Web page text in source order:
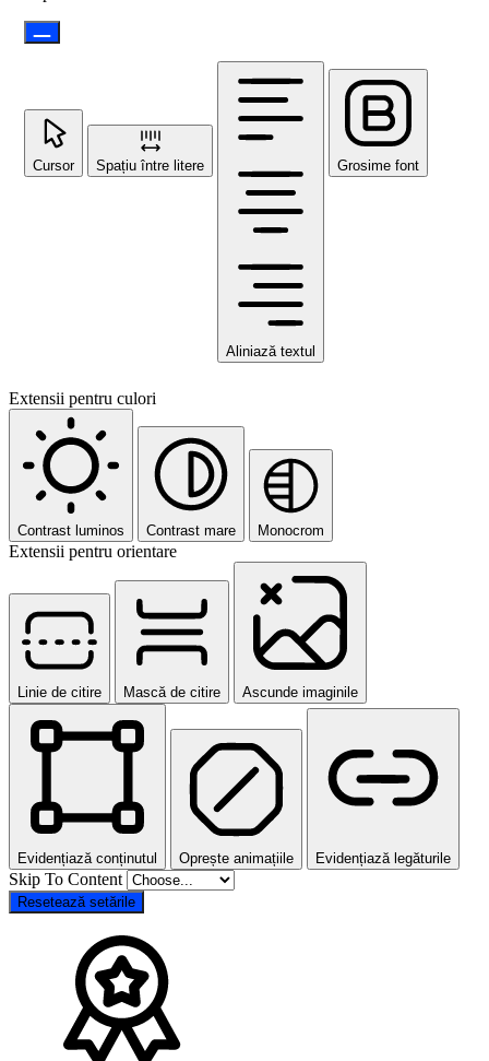
Cursor Spațiu între litere
Aliniază textul
Grosime font
Extensii pentru culori
Contrast luminos Contrast mare Monocrom
Extensii pentru orientare
Linie de citire Mască de citire Ascunde imaginile
Evidențiază conținutul Oprește animațiile Evidențiază legăturile
Skip To Content
Resetează setările